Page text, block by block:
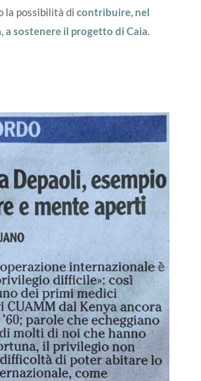
la possibilità di contribuire, nel
a sostenere il progetto di Caia.